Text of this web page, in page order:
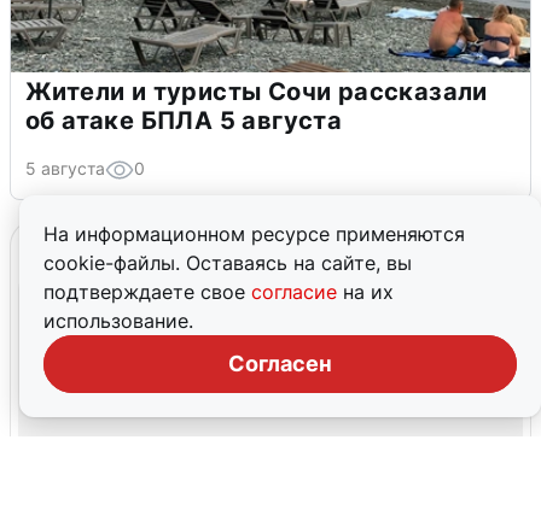
На информационном ресурсе применяются
cookie-файлы. Оставаясь на сайте, вы
подтверждаете свое согласие на их
использование.
Согласен
Жители и туристы Сочи рассказали
об атаке БПЛА 5 августа
5 августа 0